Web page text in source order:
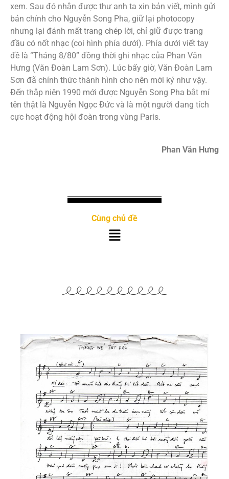
xem. Sau đó nhận được thư anh ta xin bản viết, mình gửi
bản chính cho Nguyễn Song Pha, giữ lại photocopy
nhưng lại đánh mất trang chép lời, chỉ giữ được trang
đầu có nốt nhạc (coi hình phía dưới). Phía dưới viết tay
đề là “Tháng 8/80” đồng thời ghi nhạc của Phan Văn
Hưng (Văn Đoàn Lam Sơn). Lúc bấy giờ, Văn Đoàn Lam
Sơn đã chính thức thành hình cho nên mới ký như vậy.
Đến thập niên 1990 mới được Nguyễn Song Pha bật mí
tên thật là Nguyễn Ngọc Đức và là một người đang tích
cực hoạt động hội đoàn trong vùng Paris.
Phan Văn Hưng
Cùng chủ đề